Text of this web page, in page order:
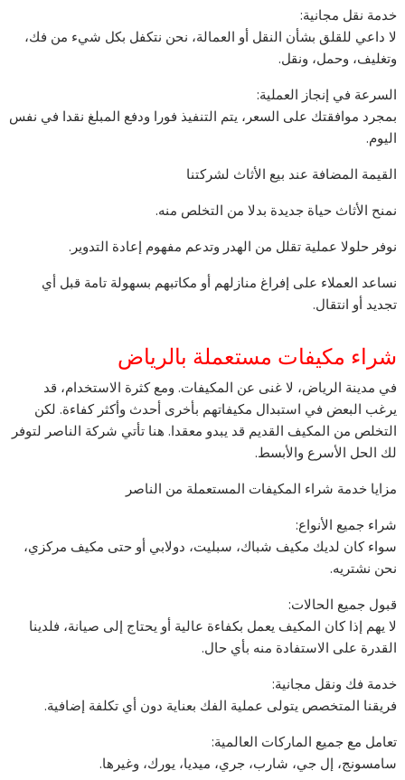
خدمة نقل مجانية:
لا داعي للقلق بشأن النقل أو العمالة، نحن نتكفل بكل شيء من فك،
وتغليف، وحمل، ونقل.
السرعة في إنجاز العملية:
بمجرد موافقتك على السعر، يتم التنفيذ فورا ودفع المبلغ نقدا في نفس
اليوم.
القيمة المضافة عند بيع الأثاث لشركتنا
نمنح الأثاث حياة جديدة بدلا من التخلص منه.
نوفر حلولا عملية تقلل من الهدر وتدعم مفهوم إعادة التدوير.
نساعد العملاء على إفراغ منازلهم أو مكاتبهم بسهولة تامة قبل أي
تجديد أو انتقال.
شراء مكيفات مستعملة بالرياض
في مدينة الرياض، لا غنى عن المكيفات. ومع كثرة الاستخدام، قد
يرغب البعض في استبدال مكيفاتهم بأخرى أحدث وأكثر كفاءة. لكن
التخلص من المكيف القديم قد يبدو معقدا. هنا تأتي شركة الناصر لتوفر
لك الحل الأسرع والأبسط.
مزايا خدمة شراء المكيفات المستعملة من الناصر
شراء جميع الأنواع:
سواء كان لديك مكيف شباك، سبليت، دولابي أو حتى مكيف مركزي،
نحن نشتريه.
قبول جميع الحالات:
لا يهم إذا كان المكيف يعمل بكفاءة عالية أو يحتاج إلى صيانة، فلدينا
القدرة على الاستفادة منه بأي حال.
خدمة فك ونقل مجانية:
فريقنا المتخصص يتولى عملية الفك بعناية دون أي تكلفة إضافية.
تعامل مع جميع الماركات العالمية:
سامسونج، إل جي، شارب، جري، ميديا، يورك، وغيرها.